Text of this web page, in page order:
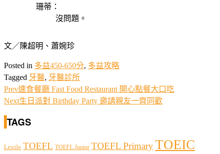
珊蒂：
沒問題。
文／陳超明、蕭婉珍
Posted in 多益450-650分, 多益攻略
Tagged 牙醫, 牙醫診所
Prev速食餐廳 Fast Food Restaurant 開心點餐大口吃
Next生日派對 Birthday Party 邀請親友一齊同歡
TAGS
Lexile TOEFL TOEFL Junior TOEFL PrimaryTOEIC